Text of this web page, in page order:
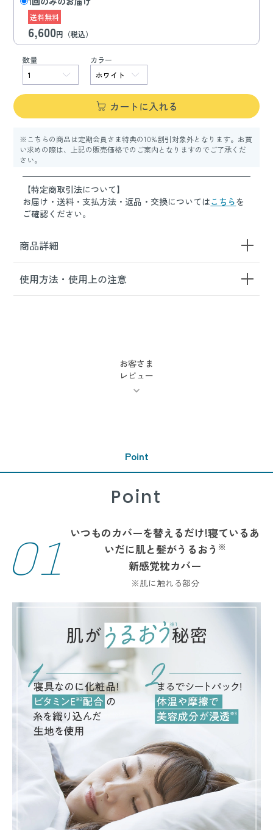
送料無料
6,600円（税込）
数量 カラー
カートに入れる
※こちらの商品は定期会員さま特典の10%割引対象外となります。お買
い求めの際は、上記の販売価格でのご案内となりますのでご了承くだ
さい。
【特定商取引法について】
お届け・送料・支払方法・返品・交換についてはこちらを
ご確認ください。
商品詳細
使用方法・使用上の注意
お客さま
レビュー
Point
Point
01
いつものカバーを替えるだけ!寝ているあ
いだに肌と髪がうるおう ※
新感覚枕カバー
※肌に触れる部分